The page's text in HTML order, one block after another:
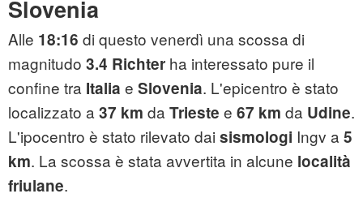
Slovenia
Alle 18:16 di questo venerdì una scossa di
magnitudo 3.4 Richter ha interessato pure il
confine tra Italia e Slovenia. L'epicentro è stato
localizzato a 37 km da Trieste e 67 km da Udine.
L'ipocentro è stato rilevato dai sismologi Ingv a 5
km. La scossa è stata avvertita in alcune località
friulane.